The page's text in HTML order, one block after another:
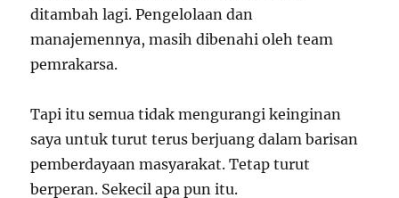
ditambah lagi. Pengelolaan dan
manajemennya, masih dibenahi oleh team
pemrakarsa.
Tapi itu semua tidak mengurangi keinginan
saya untuk turut terus berjuang dalam barisan
pemberdayaan masyarakat. Tetap turut
berperan. Sekecil apa pun itu.